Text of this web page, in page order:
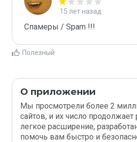
15 лет назад
Спамеры / Spam !!!
Полезный
О приложении
Мы просмотрели более 2
сайтов, и их число продолжает
легкое расширение,
помочь вам быстро и